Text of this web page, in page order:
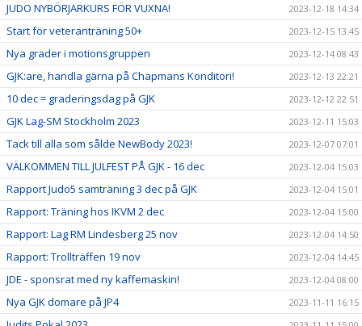
JUDO NYBÖRJARKURS FÖR VUXNA! 2023-12-18 14:34
Start för veteranträning 50+ 2023-12-15 13:45
Nya grader i motionsgruppen 2023-12-14 08:43
GJK:are, handla gärna på Chapmans Konditori! 2023-12-13 22:21
10 dec = graderingsdag på GJK 2023-12-12 22:51
GJK Lag-SM Stockholm 2023 2023-12-11 15:03
Tack till alla som sålde NewBody 2023! 2023-12-07 07:01
VÄLKOMMEN TILL JULFEST PÅ GJK - 16 dec 2023-12-04 15:03
Rapport Judo5 samträning 3 dec på GJK 2023-12-04 15:01
Rapport: Träning hos IKVM 2 dec 2023-12-04 15:00
Rapport: Lag RM Lindesberg 25 nov 2023-12-04 14:50
Rapport: Trollträffen 19 nov 2023-12-04 14:45
JDE - sponsrat med ny kaffemaskin! 2023-12-04 08:00
Nya GJK domare på JP4 2023-11-11 16:15